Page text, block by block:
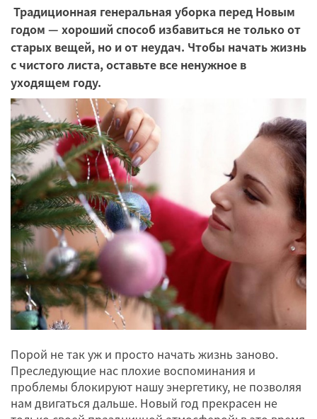
Традиционная генеральная уборка перед Новым
годом — хороший способ избавиться не только от
старых вещей, но и от неудач. Чтобы начать жизнь
с чистого листа, оставьте все ненужное в
уходящем году.
Порой не так уж и просто начать жизнь заново.
Преследующие нас плохие воспоминания и
проблемы блокируют нашу энергетику, не позволяя
нам двигаться дальше. Новый год прекрасен не